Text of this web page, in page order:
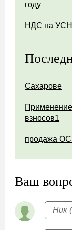
году
НДС на УСН
Сахарове
взносов1
продажа
Ваш